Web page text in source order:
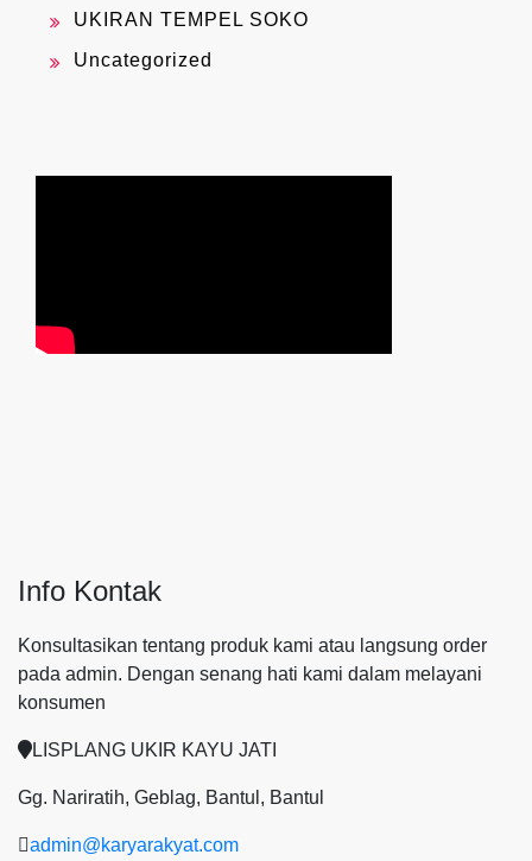
UKIRAN TEMPEL SOKO
Uncategorized
Info Kontak
Konsultasikan tentang produk kami atau langsung order
pada admin. Dengan senang hati kami dalam melayani
konsumen
LISPLANG UKIR KAYU JATI
Gg. Nariratih, Geblag, Bantul, Bantul
admin@karyarakyat.com